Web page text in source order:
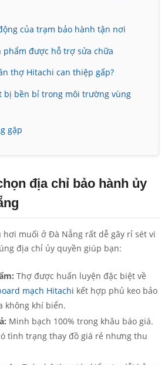
của trạm bảo hành tận nơi
phẩm được hỗ trợ sửa chữa
thợ Hitachi can thiệp gấp?
bị bền bỉ trong môi trường vùng
gặp
địa chỉ bảo hành ủy
muối ở Đà Nẵng rất dễ gây rỉ sét vi
địa chỉ ủy quyền giúp bạn:
Thợ được huấn luyện đặc biệt về
mạch Hitachi kết hợp phủ keo bảo
không khí biển.
Minh bạch 100% trong khâu báo giá.
tình trạng thay đồ giá rẻ nhưng thu